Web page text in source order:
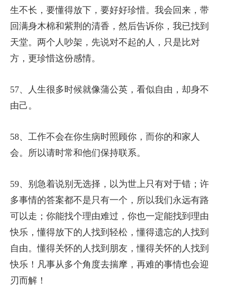
生不长，要懂得放下，要好好珍惜。我会回来，带
回满身木棉和紫荆的清香，然后告诉你，我已找到
天堂。两个人吵架，先说对不起的人，只是比对
方，更珍惜这份感情。
57、人生很多时候就像蒲公英，看似自由，却身不
由己。
58、工作不会在你生病时照顾你，而你的和家人
会。所以请时常和他们保持联系。
59、别急着说别无选择，以为世上只有对于错；许
多事情的答案都不是只有一个，所以我们永远有路
可以走；你能找个理由难过，你也一定能找到理由
快乐，懂得放下的人找到轻松，懂得遗忘的人找到
自由。懂得关怀的人找到朋友，懂得关怀的人找到
快乐！凡事从多个角度去揣摩，再难的事情也会迎
刃而解！